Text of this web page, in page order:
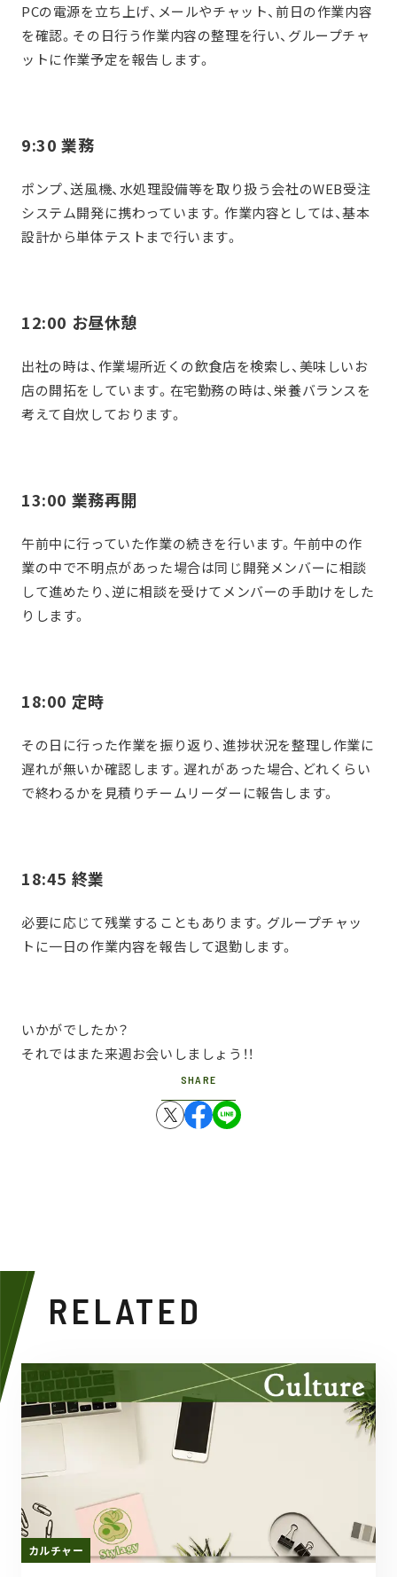
PCの電源を立ち上げ、メールやチャット、前日の作業内容
を確認。その日行う作業内容の整理を行い、グループチャ
ットに作業予定を報告します。
9:30 業務
ポンプ、送風機、水処理設備等を取り扱う会社のWEB受注
システム開発に携わっています。作業内容としては、基本
設計から単体テストまで行います。
12:00 お昼休憩
出社の時は、作業場所近くの飲食店を検索し、美味しいお
店の開拓をしています。在宅勤務の時は、栄養バランスを
考えて自炊しております。
13:00 業務再開
午前中に行っていた作業の続きを行います。午前中の作
業の中で不明点があった場合は同じ開発メンバーに相談
して進めたり、逆に相談を受けてメンバーの手助けをした
りします。
18:00 定時
その日に行った作業を振り返り、進捗状況を整理し作業に
遅れが無いか確認します。遅れがあった場合、どれくらい
で終わるかを見積りチームリーダーに報告します。
18:45 終業
必要に応じて残業することもあります。グループチャッ
トに一日の作業内容を報告して退勤します。
いかがでしたか？
それではまた来週お会いしましょう！！
SHARE
RELATED
カルチャー